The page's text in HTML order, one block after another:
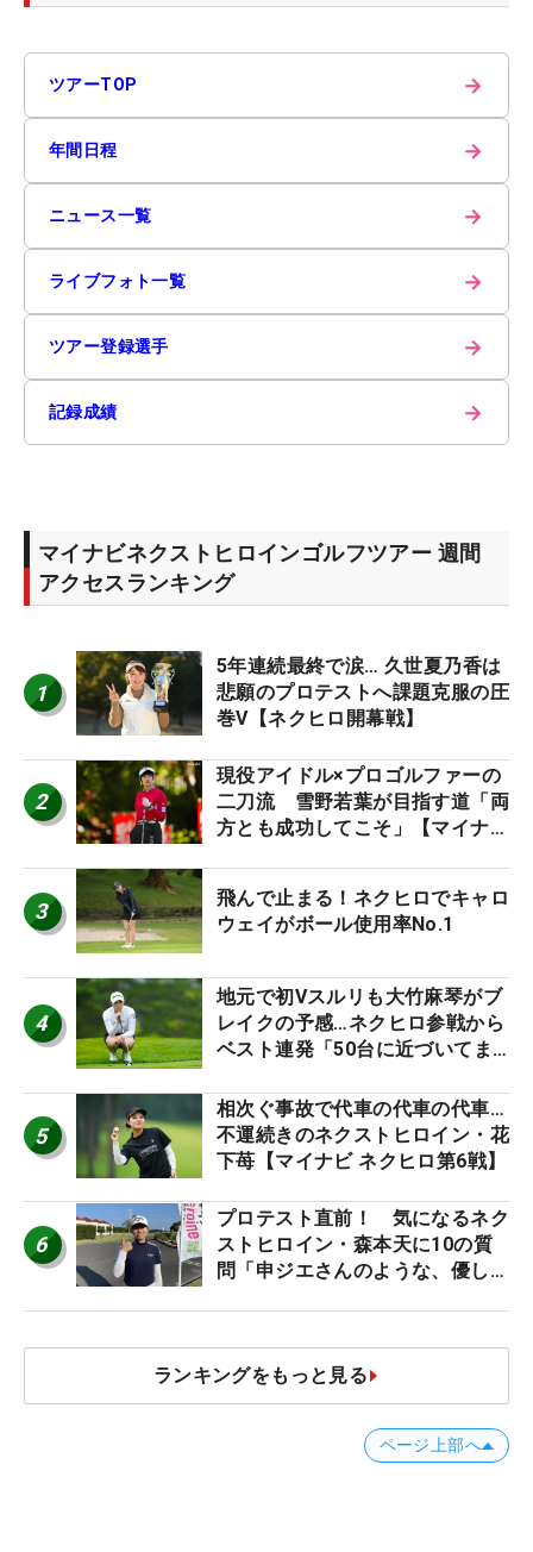
ツアーTOP →
年間日程 →
ニュース一覧 →
ライブフォト一覧 →
ツアー登録選手 →
記録成績 →
マイナビネクストヒロインゴルフツアー 週間
アクセスランキング
1
5年連続最終で涙… 久世夏乃香は
悲願のプロテストへ課題克服の圧
巻V【ネクヒロ開幕戦】
2
現役アイドル×プロゴルファーの
二刀流 雪野若葉が目指す道「両
方とも成功してこそ」【マイナビ
3
飛んで止まる！ネクヒロでキャロ
ウェイがボール使用率No.1
4
地元で初Vスルリも大竹麻琴がブ
レイクの予感…ネクヒロ参戦から
ベスト連発「50台に近づいてま
戦】
5
相次ぐ事故で代車の代車の代車…
不運続きのネクストヒロイン・花
下苺【マイナビ ネクヒロ第6戦】
6
プロテスト直前！ 気になるネク
ストヒロイン・森本天に10の質
問「申ジエさんのような、優しく
ランキングをもっと見る
ページ上部へ